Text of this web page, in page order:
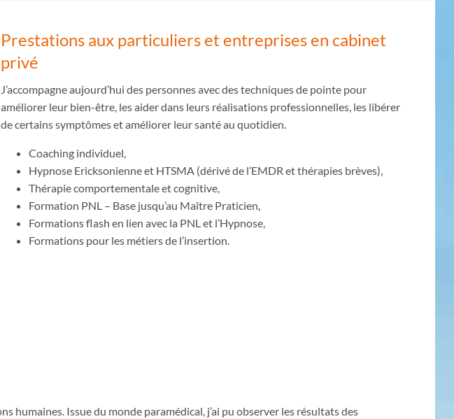
Prestations aux particuliers et entreprises en cabinet
privé
J’accompagne aujourd’hui des personnes avec des techniques de pointe pour
améliorer leur bien-être, les aider dans leurs réalisations professionnelles, les libérer
de certains symptômes et améliorer leur santé au quotidien.
Coaching individuel,
Hypnose Ericksonienne et HTSMA (dérivé de l’EMDR et thérapies brèves),
Thérapie comportementale et cognitive,
Formation PNL – Base jusqu’au Maître Praticien,
Formations flash en lien avec la PNL et l’Hypnose,
Formations pour les métiers de l’insertion.
humaines. Issue du monde paramédical, j’ai pu observer les résultats des